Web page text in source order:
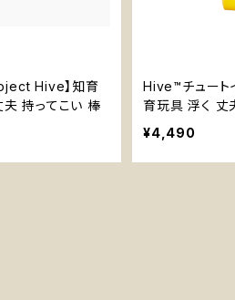
Hive】知育
持ってこい 棒
Hive™チュート
育玩具 浮く 丈
¥4,490